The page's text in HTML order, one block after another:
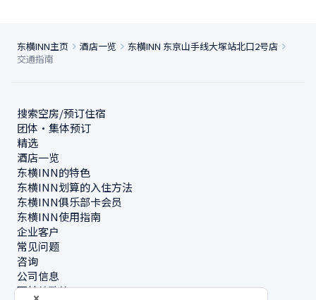
东横INN主页 酒店一览
东横INN 东京山手线大塚站北口2号店
交通指南
搜索空房/预订住宿
团体・集体预订
精选
酒店一览
东横INN的特色
东横INN划算的入住方法
东横INN俱乐部卡会员
东横INN使用指南
企业客户
常见问题
咨询
公司信息
可持续政策